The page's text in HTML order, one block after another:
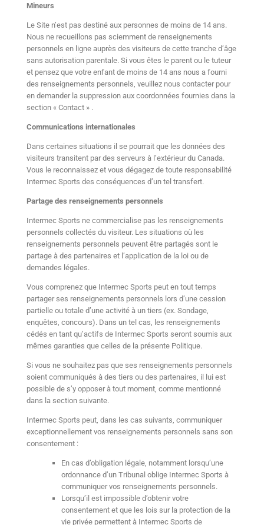
Mineurs
Le Site n’est pas destiné aux personnes de moins de 14 ans.
Nous ne recueillons pas sciemment de renseignements
personnels en ligne auprès des visiteurs de cette tranche d’âge
sans autorisation parentale. Si vous êtes le parent ou le tuteur
et pensez que votre enfant de moins de 14 ans nous a fourni
des renseignements personnels, veuillez nous contacter pour
en demander la suppression aux coordonnées fournies dans la
section « Contact » .
Communications internationales
Dans certaines situations il se pourrait que les données des
visiteurs transitent par des serveurs à l’extérieur du Canada.
Vous le reconnaissez et vous dégagez de toute responsabilité
Intermec Sports des conséquences d’un tel transfert.
Partage des renseignements personnels
Intermec Sports ne commercialise pas les renseignements
personnels collectés du visiteur. Les situations où les
renseignements personnels peuvent être partagés sont le
partage à des partenaires et l’application de la loi ou de
demandes légales.
Vous comprenez que Intermec Sports peut en tout temps
partager ses renseignements personnels lors d’une cession
partielle ou totale d’une activité à un tiers (ex. Sondage,
enquêtes, concours). Dans un tel cas, les renseignements
cédés en tant qu’actifs de Intermec Sports seront soumis aux
mêmes garanties que celles de la présente Politique.
Si vous ne souhaitez pas que ses renseignements personnels
soient communiqués à des tiers ou des partenaires, il lui est
possible de s’y opposer à tout moment, comme mentionné
dans la section suivante.
Intermec Sports peut, dans les cas suivants, communiquer
exceptionnellement vos renseignements personnels sans son
consentement :
En cas d’obligation légale, notamment lorsqu’une
ordonnance d’un Tribunal oblige Intermec Sports à
communiquer vos renseignements personnels.
Lorsqu’il est impossible d’obtenir votre
consentement et que les lois sur la protection de la
vie privée permettent à Intermec Sports de